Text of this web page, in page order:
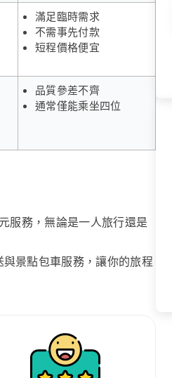
滿足臨時需求
不需事先付款
短程價格便宜
品質參差不齊
通常僅能乘坐四位
服務，無論是一人旅行還是
景點包車服務，讓你的旅程